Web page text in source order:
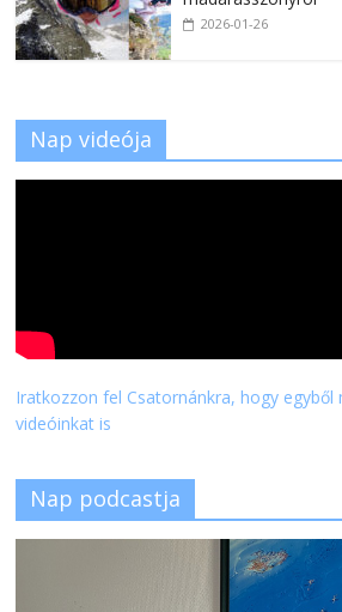
2026-01-26
Nap videója
Iratkozzon fel Csatornánkra, hogy egyből
videóinkat is
Nap podcastja